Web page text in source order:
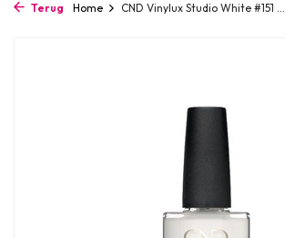
Terug Home CND Vinylux Studio White #151 ...